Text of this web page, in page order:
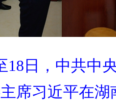
18日，中共中
席习近平在